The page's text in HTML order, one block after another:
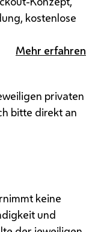
kostenlose
Mehr erfahren
privaten
bitte direkt an
keine
und